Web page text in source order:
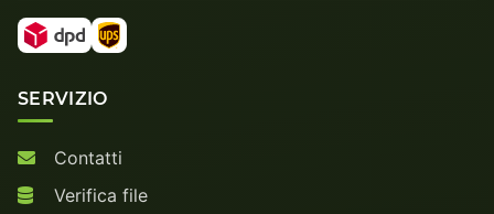
SERVIZIO
Contatti
Verifica file